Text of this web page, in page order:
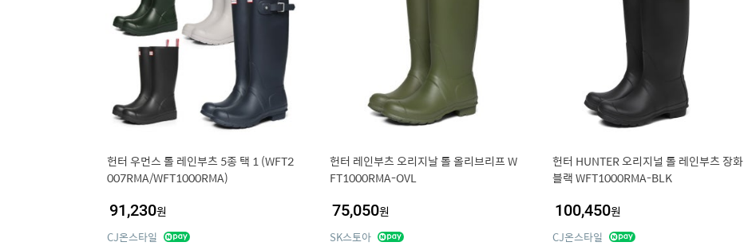
헌터 우먼스 톨 레인부츠 5종 택 1 (WFT2
007RMA/WFT1000RMA)
91,230원
CJ온스타일
헌터 레인부츠 오리지날 톨 올리브리프 W
FT1000RMA-OVL
75,050원
SK스토아
헌터 HUNTER 오리지널 톨 레인부츠 장화
블랙 WFT1000RMA-BLK
100,450원
CJ온스타일